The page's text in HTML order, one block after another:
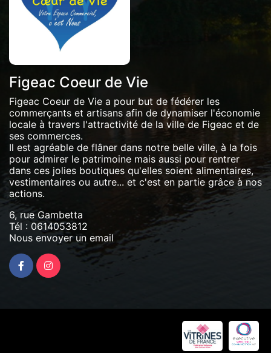
Figeac Coeur de Vie
Figeac Coeur de Vie a pour but de fédérer les
commerçants et artisans afin de dynamiser l'économie
locale à travers l'attractivité de la ville de Figeac et de
ses commerces.
Il est agréable de flâner dans notre belle ville, à la fois
pour admirer le patrimoine mais aussi pour rentrer
dans ces jolies boutiques qu'elles soient alimentaires,
vestimentaires ou autre... et c'est en partie grâce à nos
actions.
6, rue Gambetta
Tél : 0614053812
Nous envoyer un email